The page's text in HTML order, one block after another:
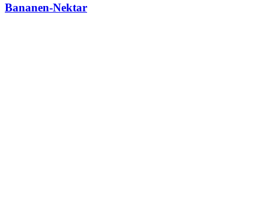
Bananen-Nektar